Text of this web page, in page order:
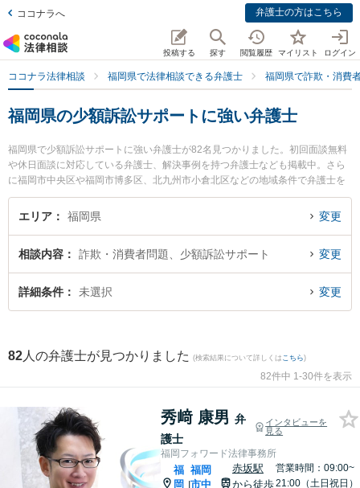
ココナラへ 弁護士の方はこちら
投稿する 探す 閲覧履歴 マイリスト ログイン
ココナラ法律相談 福岡県で法律相談できる弁護士 福岡県で詐欺・消費
福岡県の少額訴訟サポートに強い弁護士
福岡県で少額訴訟サポートに強い弁護士が82名見つかりました。初回面談無料
や休日面談に対応している弁護士、解決事例を持つ弁護士なども掲載中。さら
に福岡市中央区や福岡市博多区、北九州市小倉北区などの地域条件で弁護士を
絞り込めます。詐欺・消費者問題に関係する投資詐欺や副業詐欺、FX詐欺等の
細かな分野での絞り込み検索もでき便利です。特に福岡フォワード法律事務所
費用、強みなどが注目されています。『福岡県で土日や夜間に発生した少額訴
訟サポートのトラブルを今すぐに弁護士に相談したい』『少額訴訟サポートの
トラブル解決の実績豊富な近くの弁護士を検索したい』『初回相談無料で少額
エリア 福岡県 変更
相談内容 詐欺・消費者問題、少額訴訟サポート 変更
詳細条件 未選択 変更
82 人の弁護士が見つかりました (検索結果について詳しくは こちら)
82件中 1-30件を表示
秀﨑 康男 弁
護士
インタビューを
見る
福岡フォワード法律事務所
福
岡 |
福岡
市中
赤坂駅
から徒歩
営業時間：09:00~
21:00（土日祝日）